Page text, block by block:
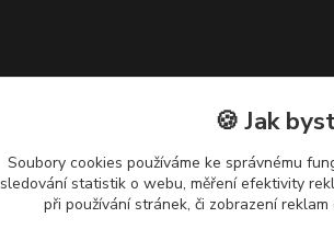
🍪 Jak
Soubory cookies používáme ke správnému
sledování statistik o webu, měření efektivity
při používání stránek, či zobrazení